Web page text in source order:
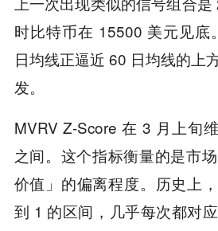
时比特币在 15500 美元见
日均线正逼近 60 日均线的上
发。
MVRV Z-Score 在 3 月上旬
之间。这个指标衡量的是市
价值」的偏离程度。历史上
到 1 的区间，几乎每次都对